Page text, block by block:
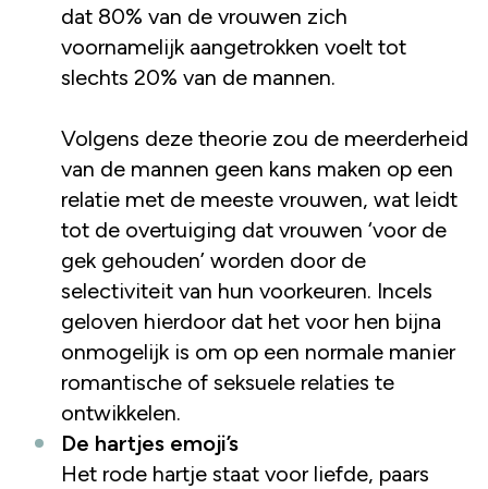
dat 80% van de vrouwen zich
voornamelijk aangetrokken voelt tot
slechts 20% van de mannen.
Volgens deze theorie zou de meerderheid
van de mannen geen kans maken op een
relatie met de meeste vrouwen, wat leidt
tot de overtuiging dat vrouwen ‘voor de
gek gehouden’ worden door de
selectiviteit van hun voorkeuren. Incels
geloven hierdoor dat het voor hen bijna
onmogelijk is om op een normale manier
romantische of seksuele relaties te
ontwikkelen.
De hartjes emoji’s
Het rode hartje staat voor liefde, paars